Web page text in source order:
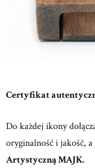
Certyfikat
Do każdej ikony
oryginalność i jakość,
Artystyczną MAJK.